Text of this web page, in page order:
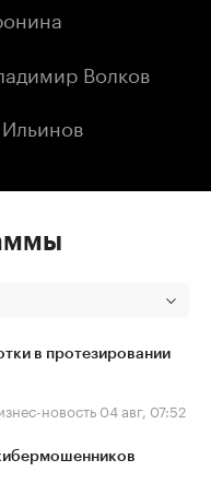
Волков
в протезировании
новость 04 авг, 07:52